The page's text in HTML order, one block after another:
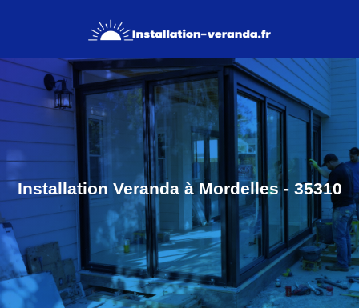
Installation Veranda à Mordelles - 35310